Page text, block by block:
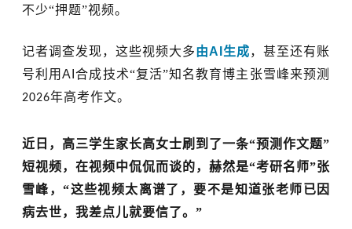
不少“押题”视频。
记者调查发现，这些视频大多由AI 生成，甚至还有账
号利用AI合成技术“复活”知名教育博主 张雪峰来预测
2026年高考作文。
近日，高三学生家长高女士刷到了一条“预测作文题”
短视频，在视频中侃侃而谈的，赫然是“考研名师”张
雪峰，“这些视频太离谱了，要不是知道张老师已因
病去世，我差点儿就要信了。”